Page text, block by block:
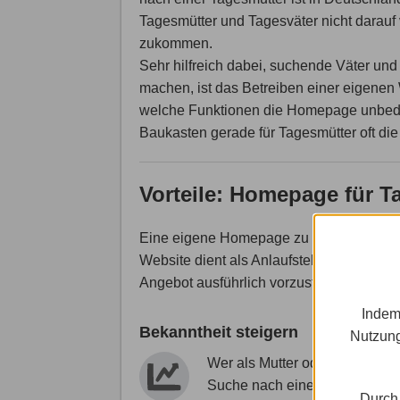
Tagesmütter und Tagesväter nicht
zukommen.
Sehr hilfreich dabei, suchende Väter
machen, ist das Betreiben einer
welche Funktionen die Homepage
Baukasten gerade für Tagesmütter oft
Vorteile: Homepage für
Eine eigene Homepage zu erstellen hat
Website dient als Anlaufstelle für
Angebot ausführlich vorzustellen.
Bekanntheit steigern
Wer als Mutter oder Vater auf
Suche nach einer liebevollen